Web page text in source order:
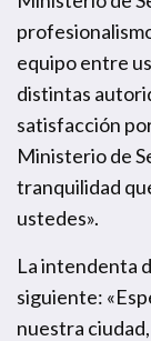
equipo entre
distintas
satisfacción
Ministerio de
tranquilidad
ustedes».
La intendenta
siguiente:
nuestra